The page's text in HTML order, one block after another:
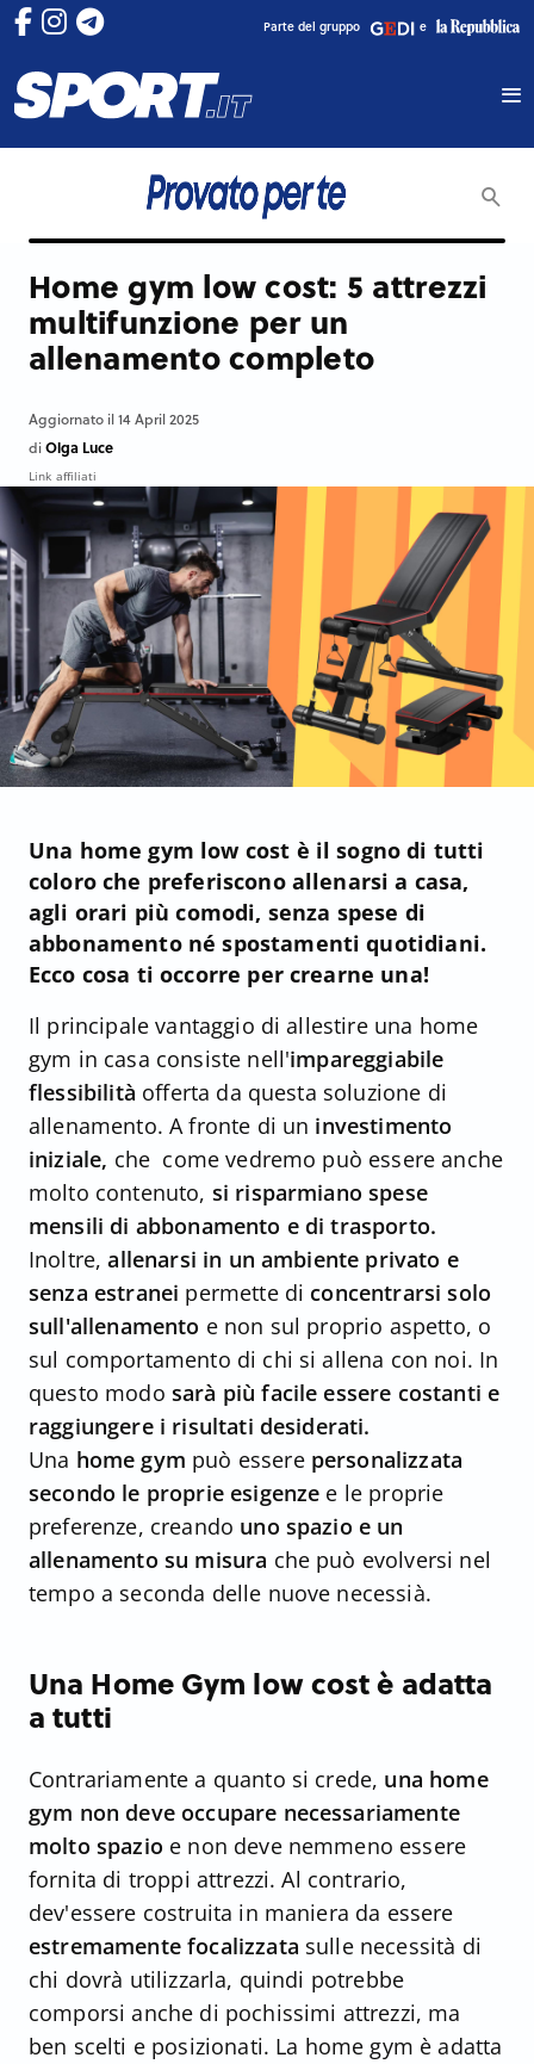
Parte del gruppo e
Home gym low cost: 5 attrezzi
multifunzione per un
allenamento completo
Aggiornato il 14 April 2025
diOlga Luce
Link affiliati
Una home gym low cost è il sogno di tutti
coloro che preferiscono allenarsi a casa,
agli orari più comodi, senza spese di
abbonamento né spostamenti quotidiani.
Ecco cosa ti occorre per crearne una!
Il principale vantaggio di allestire una home
gym in casa consiste nell'impareggiabile
flessibilità offerta da questa soluzione di
allenamento. A fronte di un investimento
iniziale, che come vedremo può essere anche
molto contenuto, si risparmiano spese
mensili di abbonamento e di trasporto.
Inoltre,allenarsi in un ambiente privato e
senza estranei permette di concentrarsi solo
sull'allenamento e non sul proprio aspetto, o
sul comportamento di chi si allena con noi. In
questo modo sarà più facile essere costanti e
raggiungere i risultati desiderati.
Una home gym può essere personalizzata
secondo le proprie esigenze e le proprie
preferenze, creando uno spazio e un
allenamento su misura che può evolversi nel
tempo a seconda delle nuove necessià.
Una Home Gym low cost è adatta
a tutti
Contrariamente a quanto si crede, una home
gym non deve occupare necessariamente
molto spazio e non deve nemmeno essere
fornita di troppi attrezzi. Al contrario,
dev'essere costruita in maniera da essere
estremamente focalizzata sulle necessità di
chi dovrà utilizzarla, quindi potrebbe
comporsi anche di pochissimi attrezzi, ma
ben scelti e posizionati. La home gym è adatta